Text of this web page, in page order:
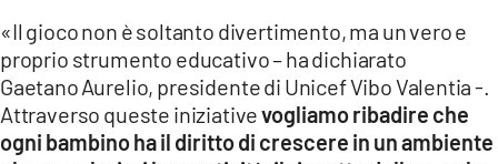
App
ANDROID
APPLE
«Il gioco non è soltanto divertimento, ma un vero e
proprio strumento educativo – ha dichiarato
Gaetano Aurelio, presidente di Unicef Vibo Valentia -.
Attraverso queste iniziativevogliamo ribadire che
ogni bambino ha il diritto di crescere in un ambiente